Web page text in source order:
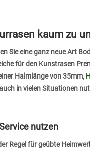
kaum zu
eine ganz neue Art
für den Kunstrasen
Halmlänge von 35mm,
in vielen Situationen
nutzen
Regel für geübte